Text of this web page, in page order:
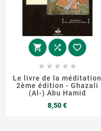
  
    
Le livre de la méditation
2ème édition - Ghazali
(Al-) Abu Hamid
8,50 €Prix